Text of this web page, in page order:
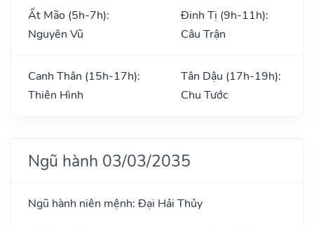
Ất Mão (5h-7h):
Nguyên Vũ
Đinh Tị (9h-11h):
Câu Trận
Canh Thân (15h-17h):
Thiên Hình
Tân Dậu (17h-19h):
Chu Tước
Ngũ hành 03/03/2035
Ngũ hành niên mệnh: Đại Hải Thủy